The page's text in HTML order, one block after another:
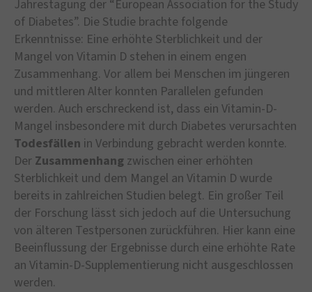
Jahrestagung der “European Association for the Study
of Diabetes”. Die Studie brachte folgende
Erkenntnisse: Eine erhöhte Sterblichkeit und der
Mangel von Vitamin D stehen in einem engen
Zusammenhang. Vor allem bei Menschen im jüngeren
und mittleren Alter konnten Parallelen gefunden
werden. Auch erschreckend ist, dass ein Vitamin-D-
Mangel insbesondere mit durch Diabetes verursachten
Todesfällen in Verbindung gebracht werden konnte.
Der Zusammenhang zwischen einer erhöhten
Sterblichkeit und dem Mangel an Vitamin D wurde
bereits in zahlreichen Studien belegt. Ein großer Teil
der Forschung lässt sich jedoch auf die Untersuchung
von älteren Testpersonen zurückführen. Hier kann eine
Beeinflussung der Ergebnisse durch eine erhöhte Rate
an Vitamin-D-Supplementierung nicht ausgeschlossen
werden.